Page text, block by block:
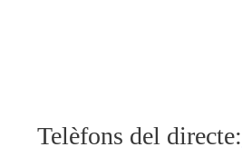
Telèfons del directe: